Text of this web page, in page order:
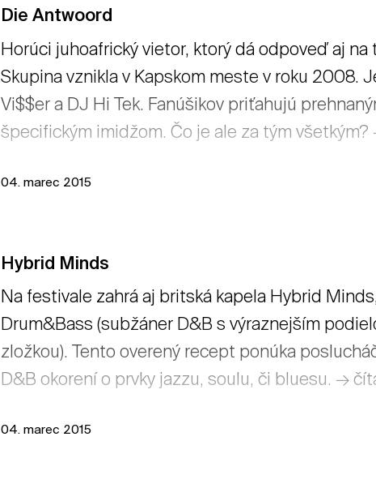
Die Antwoord
Horúci juhoafrický vietor, ktorý dá odpoveď aj
Skupina vznikla v Kapskom meste v roku 2008.
Vi$$er a DJ Hi Tek. Fanúšikov priťahujú
špecifickým imidžom. Čo je ale za tým
04. marec 2015
Hybrid Minds
Na festivale zahrá aj britská kapela Hybrid
Drum&Bass (subžáner D&B s výraznejším
zložkou). Tento overený recept ponúka
D&B okorení o prvky jazzu, soulu, či bluesu. →
04. marec 2015